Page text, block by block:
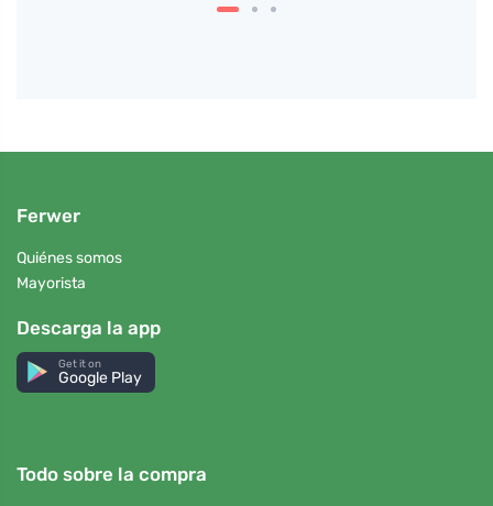
Ferwer
Quiénes somos
Mayorista
Descarga la app
Get it on
Google Play
Todo sobre la compra